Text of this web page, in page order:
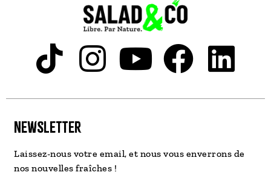
NEWSLETTER
Laissez-nous votre email, et nous vous enverrons de
nos nouvelles fraîches !